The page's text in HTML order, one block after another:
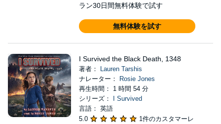
ラン30日間無料体験で試す
無料体験を試す
I Survived the Black Death, 1348
著者：
Lauren Tarshis
ナレーター：
Rosie Jones
再生時間： 1 時間 54 分
シリーズ：
I Survived
言語： 英語
5.0
1件のカスタマーレ